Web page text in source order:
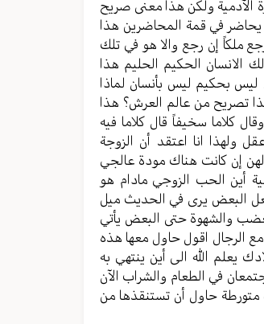
الآدمية ولكن هذا معنى صريح
يحاضر في قمة المحاضرين هذا
ملكاً إن رجع والا هو في تلك
الانسان الحكيم الحليم هذا
ليس بحكيم ليس بأنسان لماذا
تصريح من عالم العرش؟ هذا
كلاما سخيفاً قال كلاما فيه
ولهذا انا اعتقد أن الزوجة
لهن إن كانت هناك مودة عالجي
أين الحب الزوجي مادام هو
البعض يرى في الحديث ميل
والشهوة حتى البعض يأتي
مع الرجال اقول حاول معها هذه
الله الى أين ينتهي به
في الطعام والشراب الآن
متورطة حاول أن تستنقذها من